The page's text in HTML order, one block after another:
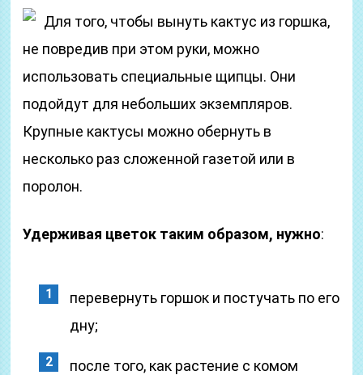
Для того, чтобы вынуть кактус из горшка,
не повредив при этом руки, можно
использовать специальные щипцы. Они
подойдут для небольших экземпляров.
Крупные кактусы можно обернуть в
несколько раз сложенной газетой или в
поролон.
Удерживая цветок таким образом, нужно:
перевернуть горшок и постучать по его
дну;
после того, как растение с комом